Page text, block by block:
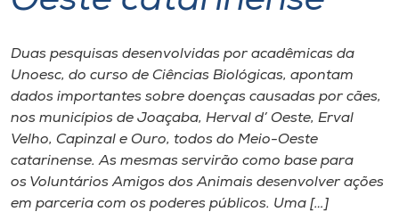
Internacionalização
I.nova
Diplomados
Cultura
Duas pesquisas desenvolvidas por acadêmicas da
Unoesc, do curso de Ciências Biológicas, apontam
dados importantes sobre doenças causadas por cães,
nos municípios de Joaçaba, Herval d’ Oeste, Erval
Velho, Capinzal e Ouro, todos do Meio-Oeste
catarinense. As mesmas servirão como base para
os Voluntários Amigos dos Animais desenvolver ações
em parceria com os poderes públicos. Uma […]